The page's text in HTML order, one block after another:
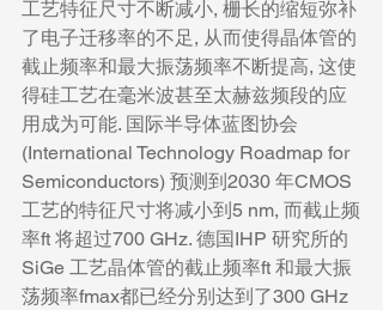
工艺特征尺寸不断减小, 栅长的缩短弥补
了电子迁移率的不足, 从而使得晶体管的
截止频率和最大振荡频率不断提高, 这使
得硅工艺在毫米波甚至太赫兹频段的应
用成为可能. 国际半导体蓝图协会
(International Technology Roadmap for
Semiconductors) 预测到2030 年CMOS
工艺的特征尺寸将减小到5 nm, 而截止频
率ft 将超过700 GHz. 德国IHP 研究所的
SiGe 工艺晶体管的截止频率ft 和最大振
荡频率fmax都已经分别达到了300 GHz